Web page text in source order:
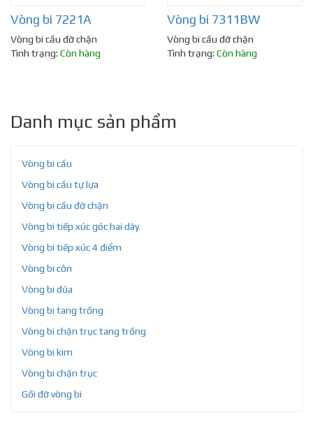
Vòng bi 7221A
Vòng bi cầu đỡ chặn
Tình trạng: Còn hàng
Vòng bi 7311BW
Vòng bi cầu đỡ chặn
Tình trạng: Còn hàng
Danh mục sản phẩm
Vòng bi cầu
Vòng bi cầu tự lựa
Vòng bi cầu đỡ chặn
Vòng bi tiếp xúc góc hai dãy
Vòng bi tiếp xúc 4 điểm
Vòng bi côn
Vòng bi đũa
Vòng bi tang trống
Vòng bi chặn trục tang trống
Vòng bi kim
Vòng bi chặn trục
Gối đỡ vòng bi